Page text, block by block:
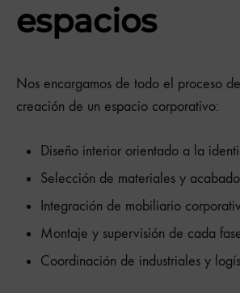
espacios
Nos encargamos de todo el proceso
creación de un espacio corporativo:
Diseño interior orientado a la
Selección de materiales y
Integración de mobiliario
Montaje y supervisión de cada
Coordinación de industriales y